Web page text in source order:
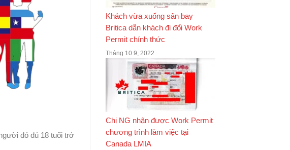
đó đủ 18 tuổi trở
Khách vừa xuống sân bay
Britica dẫn khách đi đổi Work
Permit chính thức
Tháng 10 9, 2022
Chị NG nhận được Work Permit
chương trình làm việc tại
Canada LMIA